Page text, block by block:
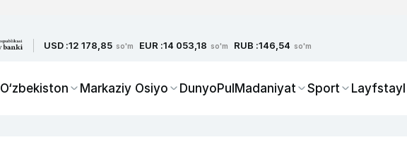
USD :12 178,85 so'm EUR :14 053,18 so'm RUB :146,54 so'm
O‘zbekiston Markaziy Osiyo DunyoPulMadaniyat Sport Layfstayl